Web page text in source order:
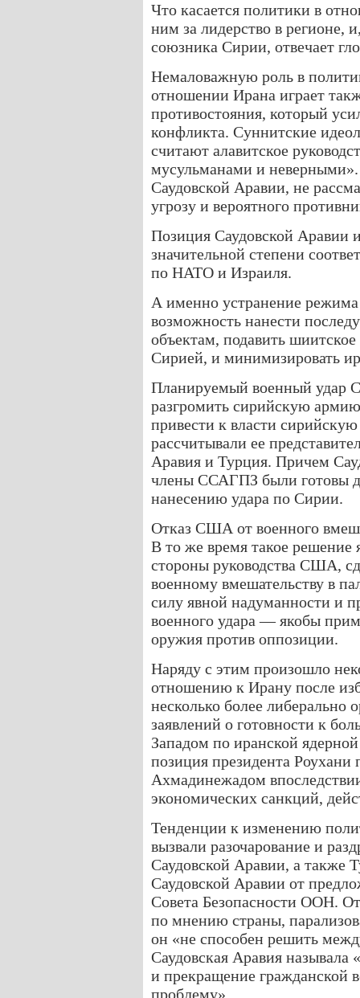
Что касается политики в
ним за лидерство в регионе,
союзника Сирии, отвечает
Немаловажную роль в
отношении Ирана играет
противостояния, который
конфликта. Суннитские
считают алавитское
мусульманами и
Саудовской Аравии, не
угрозу и вероятного
Позиция Саудовской
значительной степени
по НАТО и Израиля.
А именно устранение
возможность нанести
объектам, подавить
Сирией, и минимизировать
Планируемый военный
разгромить сирийскую
привести к власти
рассчитывали ее
Аравия и Турция. Причем
члены ССАГПЗ были готовы
нанесению удара по Сирии.
Отказ США от военного
В то же время такое
стороны руководства США,
военному вмешательству в
силу явной надуманности и
военного удара — якобы
оружия против оппозиции.
Наряду с этим произошло
отношению к Ирану после
несколько более либерально
заявлений о готовности к
Западом по иранской
позиция президента
Ахмадинежадом
экономических санкций,
Тенденции к изменению
вызвали разочарование и
Саудовской Аравии, а также
Саудовской Аравии от
Совета Безопасности ООН.
по мнению страны,
он «не способен решить
Саудовская Аравия
и прекращение гражданской
проблему».